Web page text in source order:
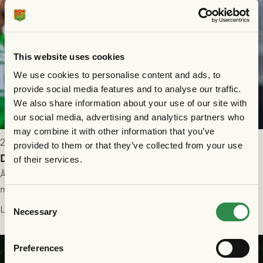
This website uses cookies
We use cookies to personalise content and ads, to
provide social media features and to analyse our traffic.
We also share information about your use of our site with
our social media, advertising and analytics partners who
may combine it with other information that you’ve
provided to them or that they’ve collected from your use
of their services.
Selection
Necessary
Preferences
2026-07-26 21:00
Delad poäng mot Halmstads BK
Åter i Allsvenskan stod Halmstads BK för motståndet i en
match som vägde tungt till fördel för GAIS, men där poängen
delades efter dramatik på tilläggstid.
Läs mer